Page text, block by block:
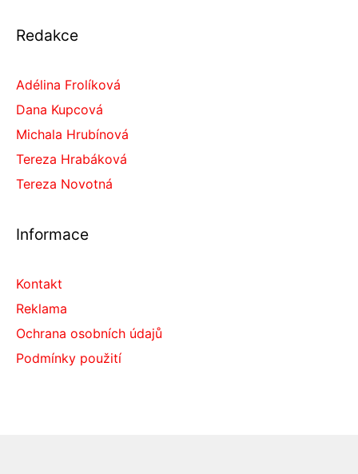
Redakce
Adélina Frolíková
Dana Kupcová
Michala Hrubínová
Tereza Hrabáková
Tereza Novotná
Informace
Kontakt
Reklama
Ochrana osobních údajů
Podmínky použití